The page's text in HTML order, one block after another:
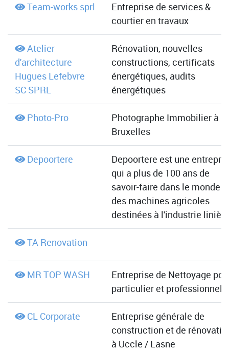
Team-works sprl
Entreprise de services &
courtier en travaux
Atelier
d'architecture
Hugues Lefebvre
SC SPRL
Rénovation, nouvelles
constructions, certificats
énergétiques, audits
énergétiques
Photo-Pro
Photographe Immobilier à
Bruxelles
Depoortere
Depoortere est une
qui a plus de 100 ans de
savoir-faire dans le monde
des machines agricoles
destinées à l'industrie
TA Renovation
MR TOP WASH
Entreprise de Nettoyage
particulier et professionnel
CL Corporate
Entreprise générale de
construction et de
à Uccle / Lasne